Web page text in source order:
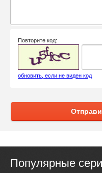
Повторите код:
обновить, если не виден код
Популярные